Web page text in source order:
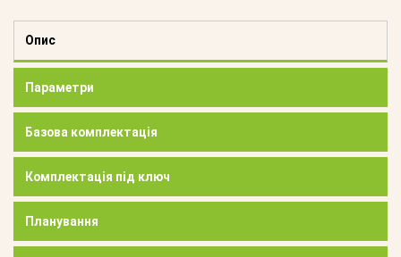
Опис
Параметри
Базова комплектація
Комплектація під ключ
Планування